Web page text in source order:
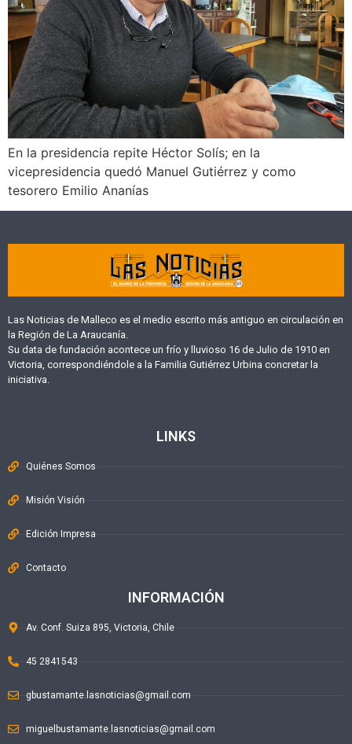
En la presidencia repite Héctor Solís; en la
vicepresidencia quedó Manuel Gutiérrez y como
tesorero Emilio Ananías
Las Noticias de Malleco es el medio escrito más antiguo en circulación en
la Región de La Araucanía.
Su data de fundación acontece un frío y lluvioso 16 de Julio de 1910 en
Victoria, correspondiéndole a la Familia Gutiérrez Urbina concretar la
iniciativa.
LINKS
Quiénes Somos
Misión Visión
Edición Impresa
Contacto
INFORMACIÓN
Av. Conf. Suiza 895, Victoria, Chile
45 2841543
gbustamante.lasnoticias@gmail.com
miguelbustamante.lasnoticias@gmail.com